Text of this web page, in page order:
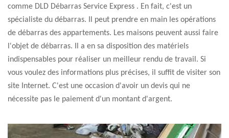
comme DLD Débarras Service Express . En fait, c'est un
spécialiste du débarras. Il peut prendre en main les opérations
de débarras des appartements. Les maisons peuvent aussi faire
l'objet de débarras. Il a en sa disposition des matériels
indispensables pour réaliser un meilleur rendu de travail. Si
vous voulez des informations plus précises, il suffit de visiter son
site Internet. C'est une occasion d'avoir un devis qui ne
nécessite pas le paiement d'un montant d'argent.